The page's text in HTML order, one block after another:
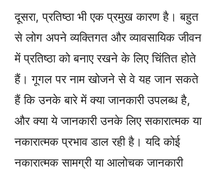
दूसरा, प्रतिष्ठा भी एक प्रमुख कारण है। बहुत
से लोग अपने व्यक्तिगत और व्यावसायिक जीवन
में प्रतिष्ठा को बनाए रखने के लिए चिंतित होते
हैं। गूगल पर नाम खोजने से वे यह जान सकते
हैं कि उनके बारे में क्या जानकारी उपलब्ध है,
और क्या ये जानकारी उनके लिए सकारात्मक या
नकारात्मक प्रभाव डाल रही है। यदि कोई
नकारात्मक सामग्री या आलोचक जानकारी